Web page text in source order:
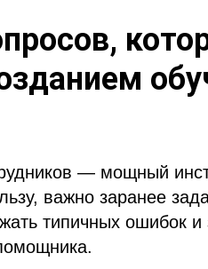
— мощный
важно заранее
типичных ошибок и